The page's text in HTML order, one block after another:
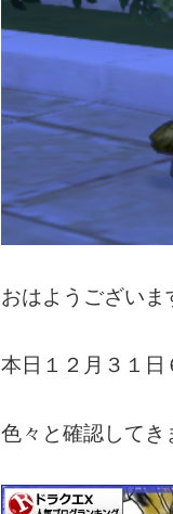
おはようございま
本日１２月３１日
色々と確認してき